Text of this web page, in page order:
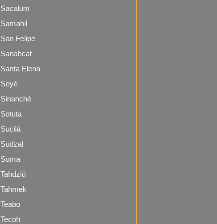
Sacalum
Samahil
San Felipe
Sanahcat
Santa Elena
Seyé
Sinanché
Sotuta
Sucilá
Sudzal
Suma
Tahdziú
Tahmek
Teabo
Tecoh